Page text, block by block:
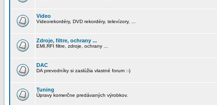
Video
Videorekordéry, DVD rekordéry, televízory, ...
Zdroje, filtre, ochrany ...
EMI,RFI filtre, zdroje, ochrany ...
DAC
DA prevodníky si zaslúžia vlastné forum :-)
Tuning
Úpravy komerčne predávaných výrobkov.